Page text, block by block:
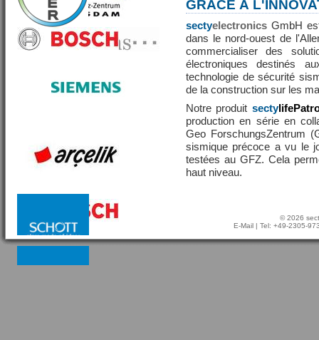
GRÂCE À
sectyelectronics GmbH
dans le nord-ouest de
commercialiser des
électroniques destinés
technologie de sécurité
de la construction sur les
Notre produit secty
production en série en
Geo ForschungsZentrum
sismique précoce a vu le
testées au GFZ. Cela
haut niveau.
© 2026
E-Mail | Tel: +49-2305-